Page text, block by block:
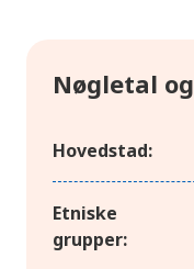
Nøgletal
Hovedstad:
Etniske
grupper: